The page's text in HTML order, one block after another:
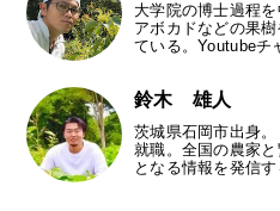
大学院の博士過程
アボカドなどの果
ている。Youtube
鈴木 雄人
茨城県石岡市出身
就職。全国の農家
となる情報を発信